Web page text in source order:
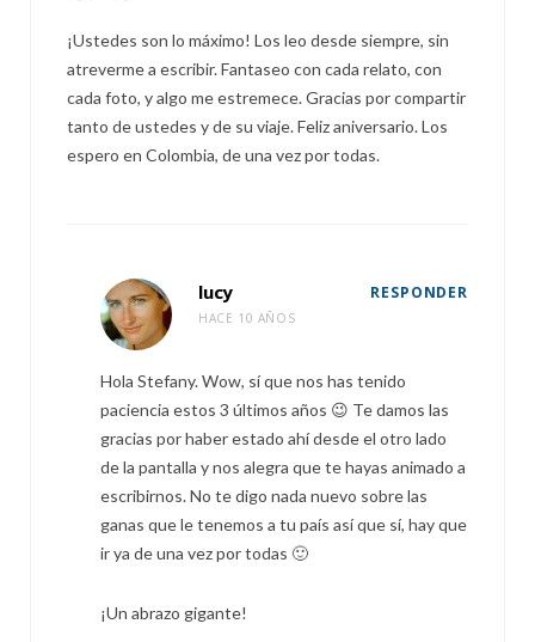
¡Ustedes son lo máximo! Los leo desde siempre, sin
atreverme a escribir. Fantaseo con cada relato, con
cada foto, y algo me estremece. Gracias por compartir
tanto de ustedes y de su viaje. Feliz aniversario. Los
espero en Colombia, de una vez por todas.
lucy
HACE 10 AÑOS
RESPONDER
Hola Stefany. Wow, sí que nos has tenido
paciencia estos 3 últimos años 😉 Te damos las
gracias por haber estado ahí desde el otro lado
de la pantalla y nos alegra que te hayas animado a
escribirnos. No te digo nada nuevo sobre las
ganas que le tenemos a tu país así que sí, hay que
ir ya de una vez por todas 🙂
¡Un abrazo gigante!